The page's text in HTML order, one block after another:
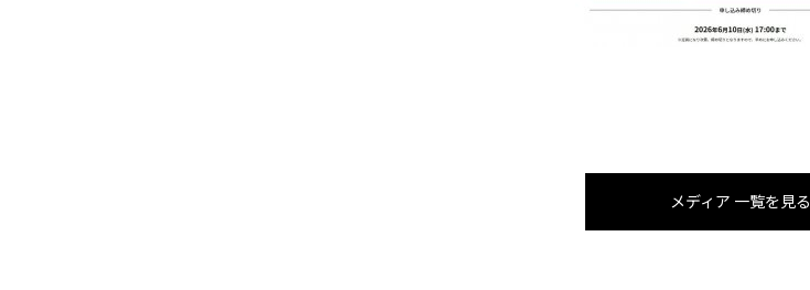
メディア 一覧を見る